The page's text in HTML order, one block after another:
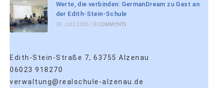
Werte, die verbinden: GermanDream zu Gast an
der Edith-Stein-Schule
29. JULI 2026 / 0 COMMENTS
Edith-Stein-Straße 7, 63755 Alzenau
06023 918270
verwaltung@realschule-alzenau.de